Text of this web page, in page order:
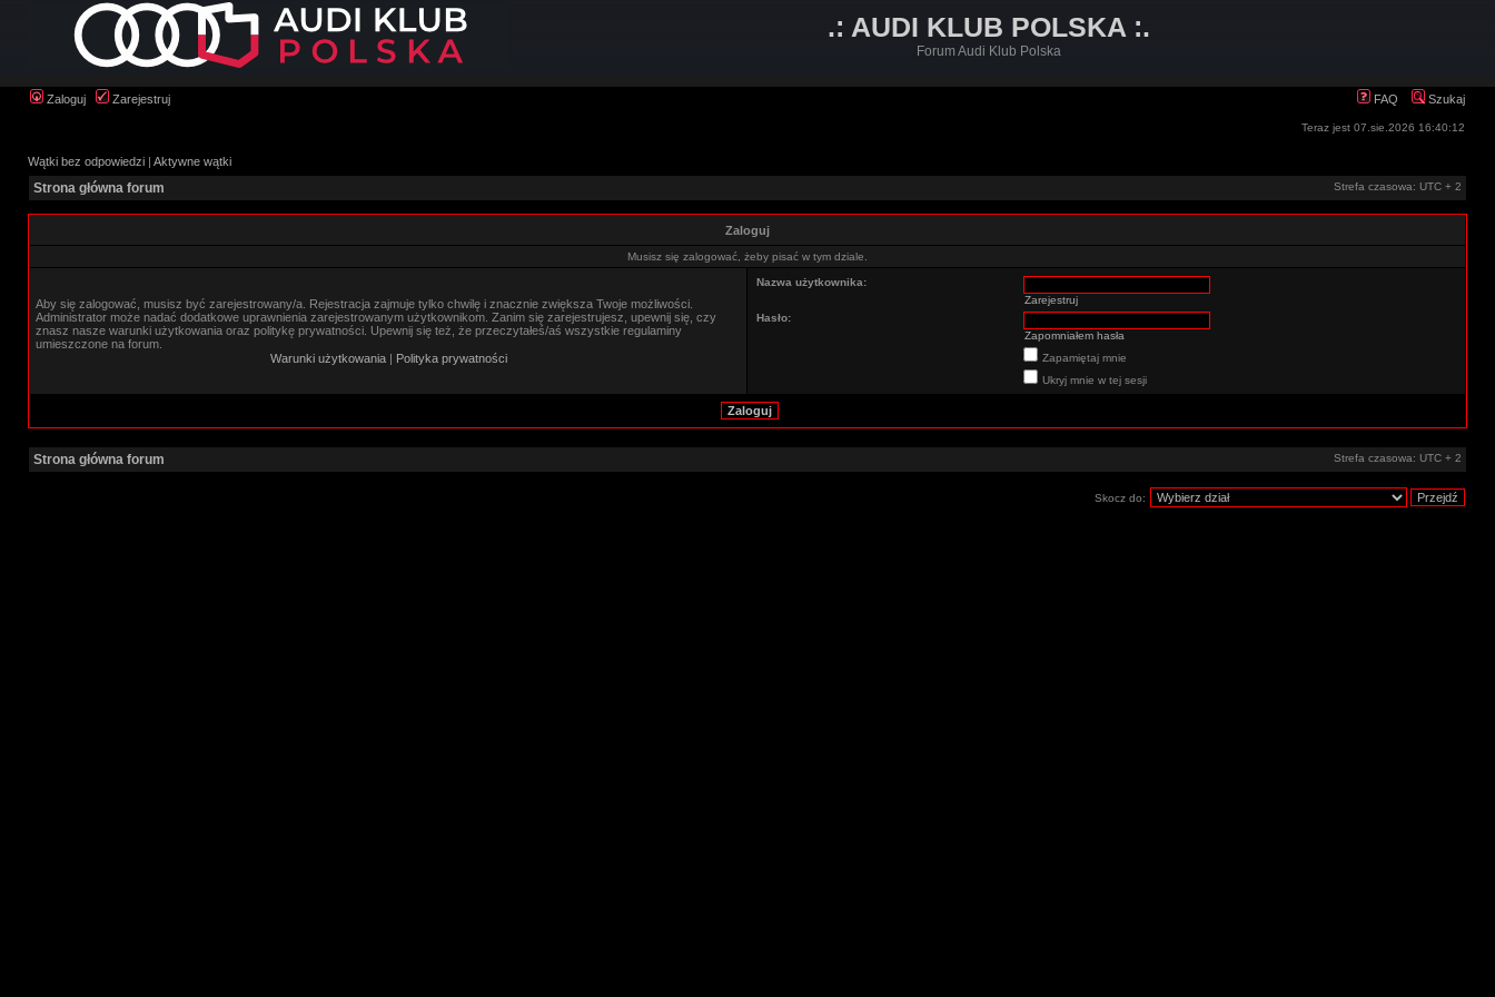
.: AUDI KLUB POLSKA :.
Forum Audi Klub Polska
Zaloguj Zarejestruj FAQ Szukaj
Teraz jest 07.sie.2026 16:40:12
Wątki bez odpowiedzi | Aktywne wątki
Strona główna forum Strefa czasowa: UTC + 2
Zaloguj
Musisz się zalogować, żeby pisać w tym dziale.
Aby się zalogować, musisz być zarejestrowany/a. Rejestracja zajmuje tylko chwilę i znacznie zwiększa Twoje możliwości.
Administrator może nadać dodatkowe uprawnienia zarejestrowanym użytkownikom. Zanim się zarejestrujesz, upewnij się, czy
znasz nasze warunki użytkowania oraz politykę prywatności. Upewnij się też, że przeczytałeś/aś wszystkie regulaminy
umieszczone na forum.
Warunki użytkowania| Polityka prywatności
Nazwa użytkownika:
Zarejestruj
Hasło:
Zapomniałem hasła
Zapamiętaj mnie
Ukryj mnie w tej sesji
Strona główna forum Strefa czasowa: UTC + 2
Skocz do: